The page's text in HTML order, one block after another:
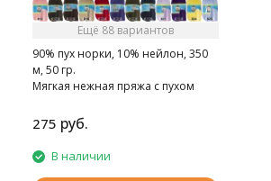
Ещё 88 вариантов
90% пух норки, 10% нейлон, 350
м, 50 гр.
Мягкая нежная пряжа с пухом
275 руб.
В наличии